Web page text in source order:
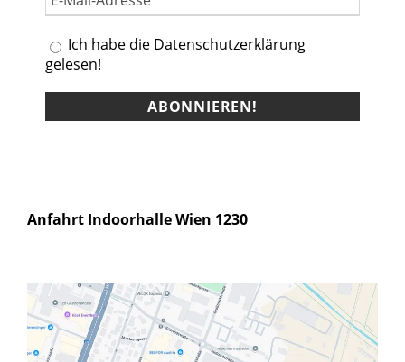
Ich habe die Datenschutzerklärung
gelesen!
Anfahrt Indoorhalle Wien 1230